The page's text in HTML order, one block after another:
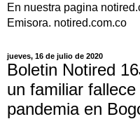
En nuestra pagina
Emisora. notired.com.co
jueves, 16 de julio de 2020
Boletin Notired
un familiar
pandemia en